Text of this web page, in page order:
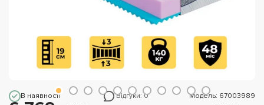
В наявності Відгуки: 0 Модель: 67003989